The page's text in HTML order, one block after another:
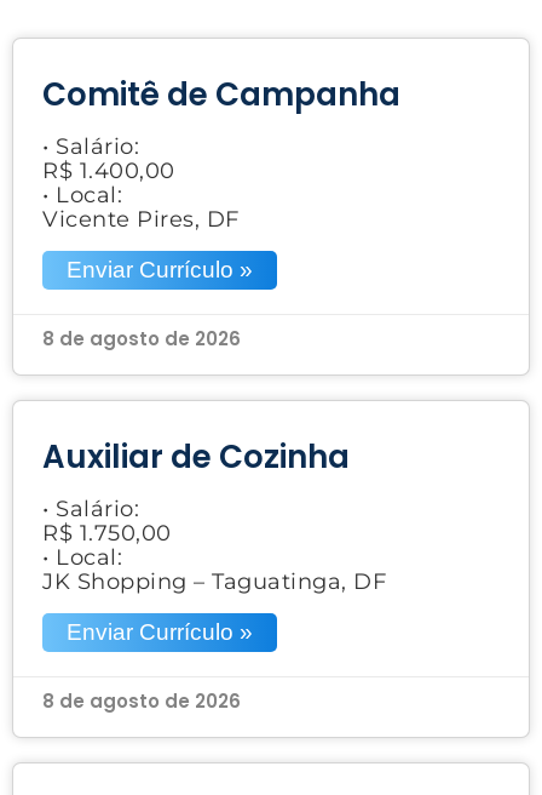
Comitê de Campanha
• Salário:
R$ 1.400,00
• Local:
Vicente Pires, DF
Enviar Currículo »
8 de agosto de 2026
Auxiliar de Cozinha
• Salário:
R$ 1.750,00
• Local:
JK Shopping – Taguatinga, DF
Enviar Currículo »
8 de agosto de 2026